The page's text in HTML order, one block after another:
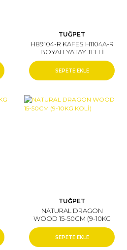
TUĞPET
H89104-R KAFES H1104A-R
BOYALI YATAY TELLİ
SEPETE EKLE
TUĞPET
NATURAL DRAGON
WOOD 15-50CM (9-10KG
KOLİ)
SEPETE EKLE